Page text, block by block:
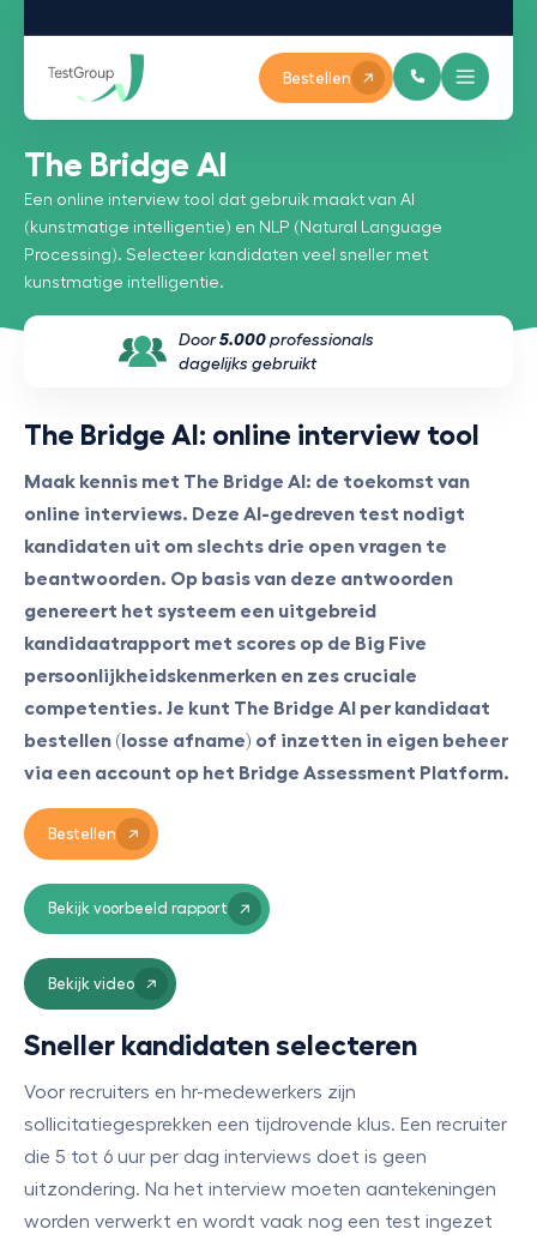
Bestellen
The Bridge AI
Een online interview tool dat gebruik maakt van AI
(kunstmatige intelligentie) en NLP (Natural Language
Processing). Selecteer kandidaten veel sneller met
kunstmatige intelligentie.
Door5.000 professionals
dagelijks gebruikt
The Bridge AI: online interview tool
Maak kennis met The Bridge AI: de toekomst van
online interviews. Deze AI-gedreven test nodigt
kandidaten uit om slechts drie open vragen te
beantwoorden. Op basis van deze antwoorden
genereert het systeem een uitgebreid
kandidaatrapport met scores op de Big Five
persoonlijkheidskenmerken en zes cruciale
competenties. Je kunt The Bridge AI per kandidaat
bestellen (losse afname) of inzetten in eigen beheer
via een account op het Bridge Assessment Platform.
Bestellen
Bekijk voorbeeld rapport
Bekijk video
Sneller kandidaten selecteren
Voor recruiters en hr-medewerkers zijn
sollicitatiegesprekken een tijdrovende klus. Een recruiter
die 5 tot 6 uur per dag interviews doet is geen
uitzondering. Na het interview moeten aantekeningen
worden verwerkt en wordt vaak nog een test ingezet